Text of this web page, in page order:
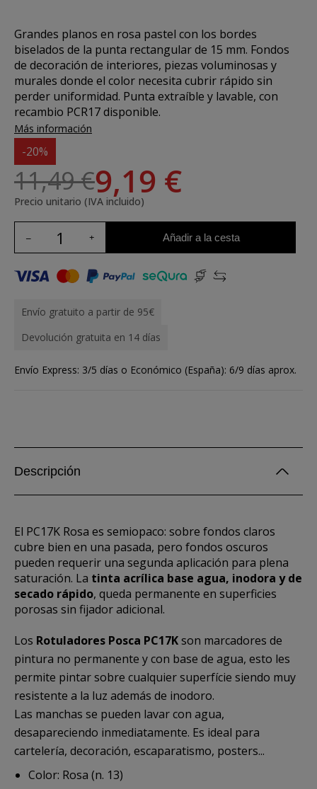
Grandes planos en rosa pastel con los bordes
biselados de la punta rectangular de 15 mm. Fondos
de decoración de interiores, piezas voluminosas y
murales donde el color necesita cubrir rápido sin
perder uniformidad. Punta extraíble y lavable, con
recambio PCR17 disponible.
Más información
-20%
11,49 €9,19 €
Precio unitario (IVA incluido)
Añadir a la cesta
Envío gratuito a partir de 95€
Devolución gratuita en 14 días
Envío Express: 3/5 días o Económico (España): 6/9 días aprox.
Descripción
El PC17K Rosa es semiopaco: sobre fondos claros
cubre bien en una pasada, pero fondos oscuros
pueden requerir una segunda aplicación para plena
saturación. La tinta acrílica base agua, inodora y de
secado rápido, queda permanente en superficies
porosas sin fijador adicional.
Los Rotuladores Posca PC17Kson marcadores de
pintura no permanente y con base de agua, esto les
permite pintar sobre cualquier superfície siendo muy
resistente a la luz además de inodoro.
Las manchas se pueden lavar con agua,
desapareciendo inmediatamente. Es ideal para
cartelería, decoración, escaparatismo, posters...
Color: Rosa (n. 13)